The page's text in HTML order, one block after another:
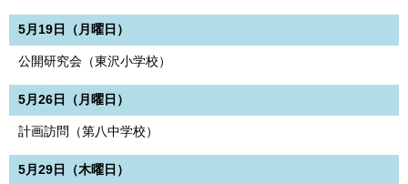
5月19日（月曜日）
公開研究会（東沢小学校）
5月26日（月曜日）
計画訪問（第八中学校）
5月29日（木曜日）